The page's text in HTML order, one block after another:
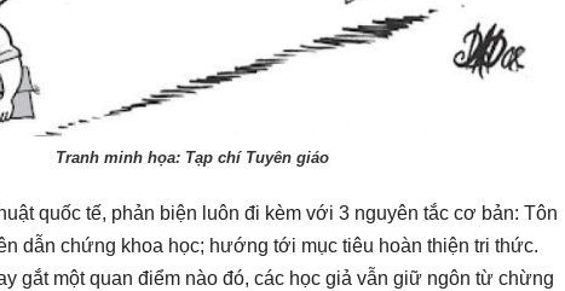
Tranh minh họa: Tạp chí Tuyên giáo
quốc tế, phản biện luôn đi kèm với 3 nguyên tắc cơ bản: Tôn
dẫn chứng khoa học; hướng tới mục tiêu hoàn thiện tri thức.
gắt một quan điểm nào đó, các học giả vẫn giữ ngôn từ chừng